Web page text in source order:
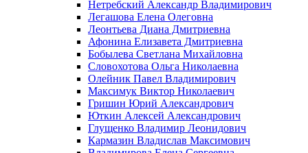
Нетребский Александр Владимирович
Легашова Елена Олеговна
Леонтьева Диана Дмитриевна
Афонина Елизавета Дмитриевна
Бобылева Светлана Михайловна
Словохотова Ольга Николаевна
Олейник Павел Владимирович
Максимук Виктор Николаевич
Гришин Юрий Александрович
Юткин Алексей Александрович
Глущенко Владимир Леонидович
Кармазин Владислав Максимович